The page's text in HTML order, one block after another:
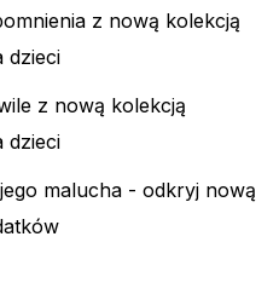
z nową kolekcją
dzieci
z nową kolekcją
dzieci
malucha - odkryj nową